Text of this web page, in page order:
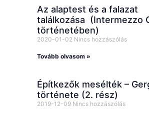
Az alaptest és a falazat
találkozása (Intermezzo
történetében)
2020-01-02 Nincs hozzászólás
Tovább olvasom »
Építkezők mesélték –
története (2. rész)
2019-12-09 Nincs hozzászólás